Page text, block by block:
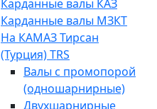
Карданные валы КАЗ
Карданные валы МЗКТ
На КАМАЗ Тирсан
(Турция) TRS
Валы с промопорой
(одношарнирные)
Двухшарнирные